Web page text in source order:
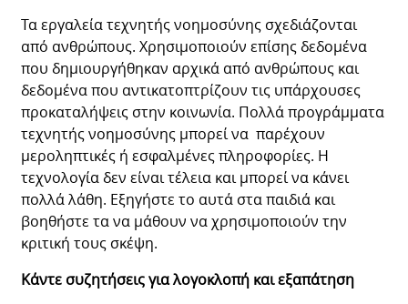
Τα εργαλεία τεχνητής νοημοσύνης σχεδιάζονται
από ανθρώπους. Χρησιμοποιούν επίσης δεδομένα
που δημιουργήθηκαν αρχικά από ανθρώπους και
δεδομένα που αντικατοπτρίζουν τις υπάρχουσες
προκαταλήψεις στην κοινωνία. Πολλά προγράμματα
τεχνητής νοημοσύνης μπορεί να παρέχουν
μεροληπτικές ή εσφαλμένες πληροφορίες. Η
τεχνολογία δεν είναι τέλεια και μπορεί να κάνει
πολλά λάθη. Εξηγήστε το αυτά στα παιδιά και
βοηθήστε τα να μάθουν να χρησιμοποιούν την
κριτική τους σκέψη.
Κάντε συζητήσεις για λογοκλοπή και εξαπάτηση